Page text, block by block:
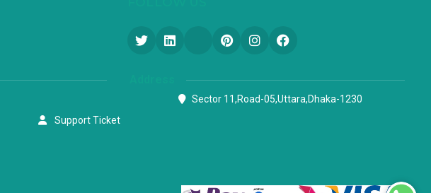
Support Ticket
Sector 11,Road-05,Uttara,Dhaka-1230